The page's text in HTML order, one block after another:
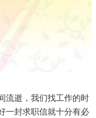
流逝，我们找工作的时
一封求职信就十分有必